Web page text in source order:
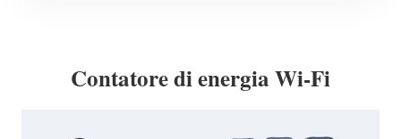
Contatore di energia Wi-Fi